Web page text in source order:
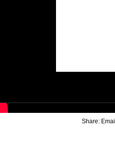
Share: Email